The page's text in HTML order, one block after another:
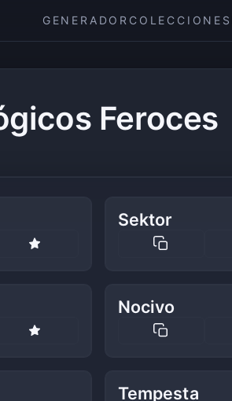
GENERADOR COLECCIONES
Feroces
Sektor
Nocivo
Tempesta